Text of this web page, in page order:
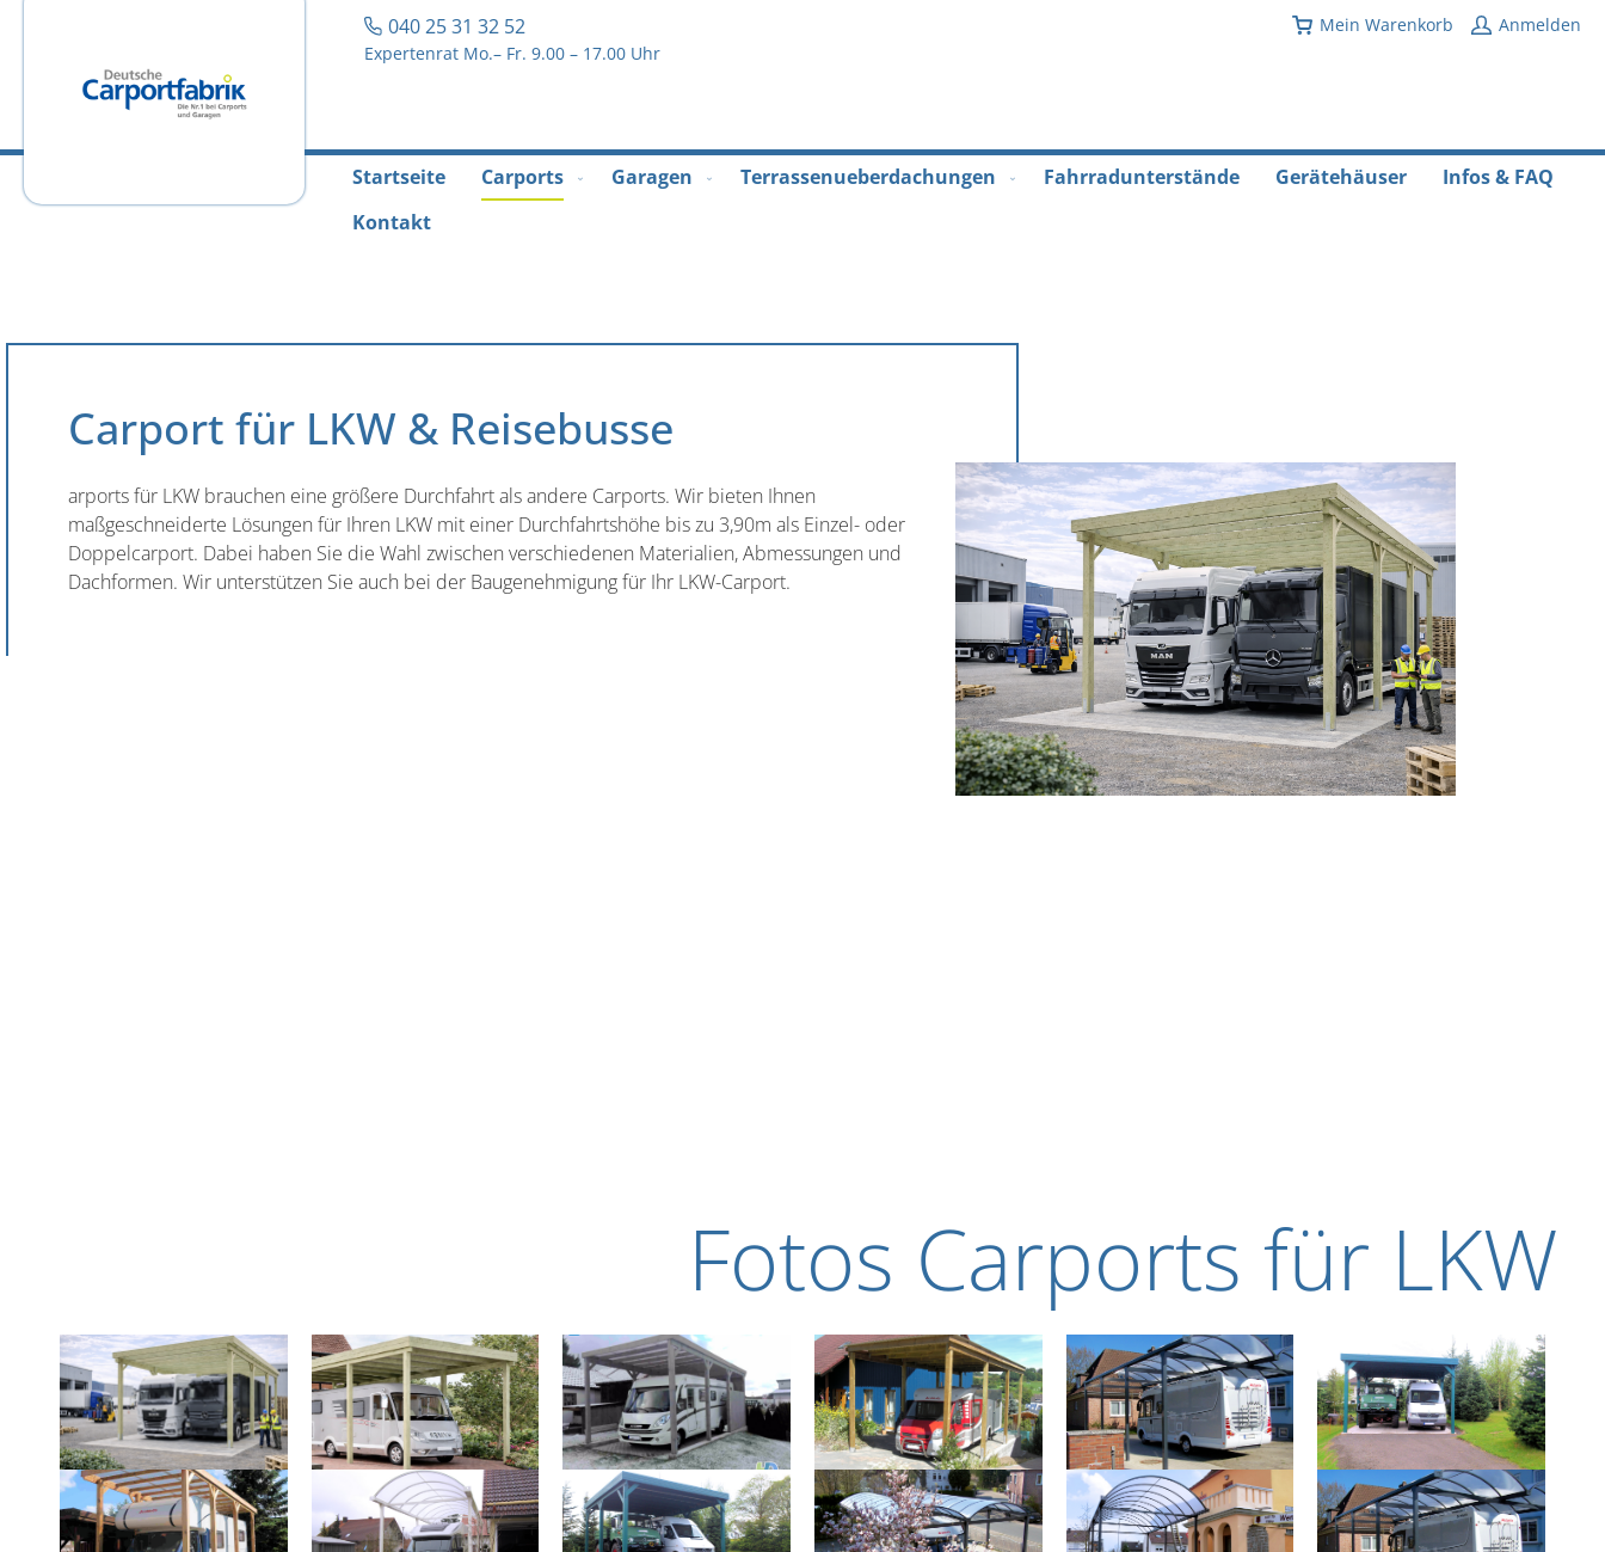
040 25 31 32 52
Expertenrat Mo.– Fr. 9.00 – 17.00 Uhr
Anmelden
Mein Warenkorb
Startseite Carports Garagen Terrassenueberdachungen Fahrradunterstände Gerätehäuser
Infos & FAQ
Kontakt
Carport für LKW & Reisebusse
arports für LKW brauchen eine größere Durchfahrt als andere Carports. Wir bieten Ihnen
maßgeschneiderte Lösungen für Ihren LKW mit einer Durchfahrtshöhe bis zu 3,90m als Einzel- oder
Doppelcarport. Dabei haben Sie die Wahl zwischen verschiedenen Materialien, Abmessungen und
Dachformen. Wir unterstützen Sie auch bei der Baugenehmigung für Ihr LKW-Carport.
Fotos Carports für LKW